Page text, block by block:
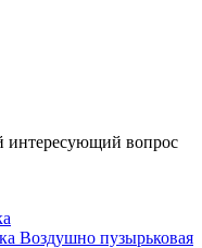
интересующий вопрос
Воздушно пузырьковая